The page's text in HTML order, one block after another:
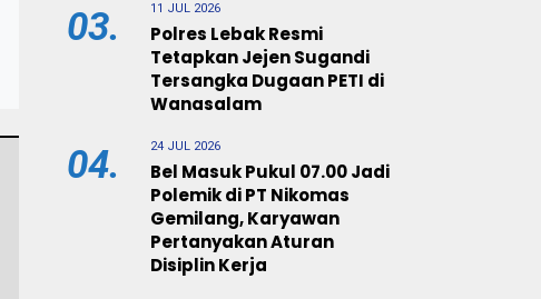
03. 11 JUL 2026
Polres Lebak Resmi
Tetapkan Jejen Sugandi
Tersangka Dugaan PETI di
Wanasalam
04. 24 JUL 2026
Bel Masuk Pukul 07.00 Jadi
Polemik di PT Nikomas
Gemilang, Karyawan
Pertanyakan Aturan
Disiplin Kerja